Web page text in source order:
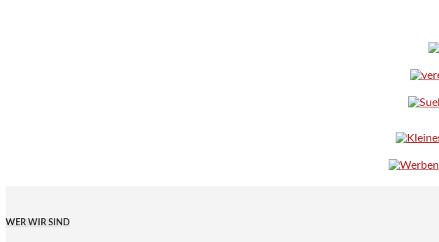
WER WIR SIND